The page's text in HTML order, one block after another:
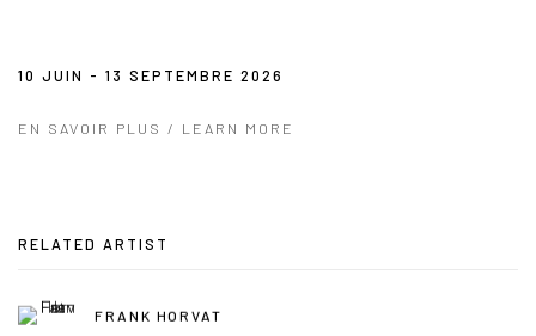
10 JUIN - 13 SEPTEMBRE 2026
EN SAVOIR PLUS / LEARN MORE
RELATED ARTIST
FRANK HORVAT